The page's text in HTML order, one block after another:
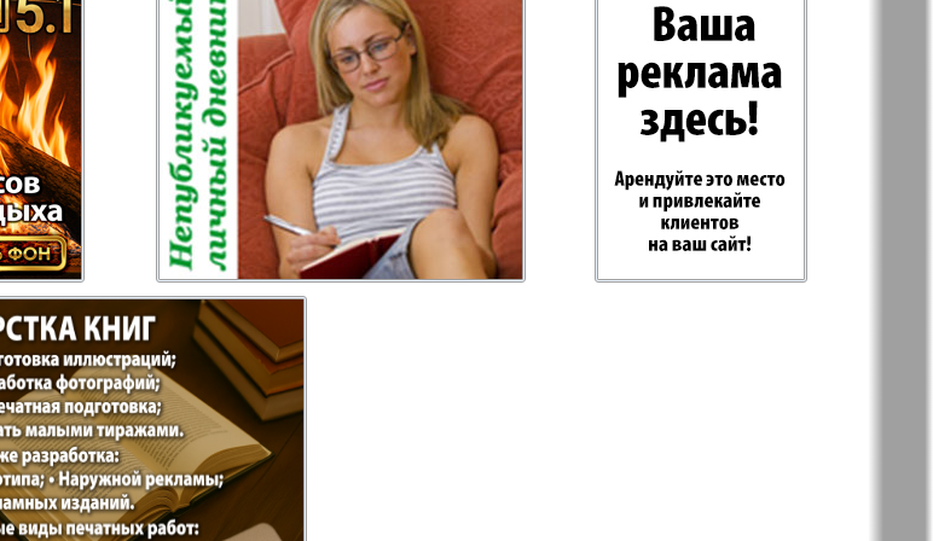
Отдыхай-Купи-
продай
Партнер-север Парус
Пражский
телеграф
Пражский
экспресс
PRO Women
Europe
Районка-Nord-Ost-
Bremen
Районка-West
Рейнская газета Рецепты здоровья
Русская Мысль